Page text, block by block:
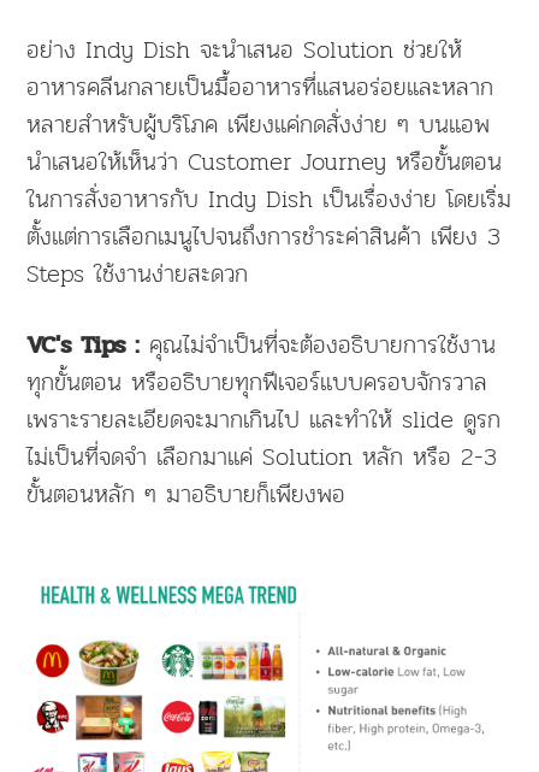
อย่าง Indy Dish จะนำเสนอ Solution ช่วยให้
อาหารคลีนกลายเป็นมื้ออาหารที่แสนอร่อยและหลาก
หลายสำหรับผู้บริโภค เพียงแค่กดสั่งง่าย ๆ บนแอพ
นำเสนอให้เห็นว่า Customer Journey หรือขั้นตอน
ในการสั่งอาหารกับ Indy Dish เป็นเรื่องง่าย โดยเริ่ม
ตั้งแต่การเลือกเมนูไปจนถึงการชำระค่าสินค้า เพียง 3
Steps ใช้งานง่ายสะดวก
VC's Tips : คุณไม่จำเป็นที่จะต้องอธิบายการใช้งาน
ทุกขั้นตอน หรืออธิบายทุกฟีเจอร์แบบครอบจักรวาล
เพราะรายละเอียดจะมากเกินไป และทำให้ slide ดูรก
ไม่เป็นที่จดจำ เลือกมาแค่ Solution หลัก หรือ 2-3
ขั้นตอนหลัก ๆ มาอธิบายก็เพียงพอ